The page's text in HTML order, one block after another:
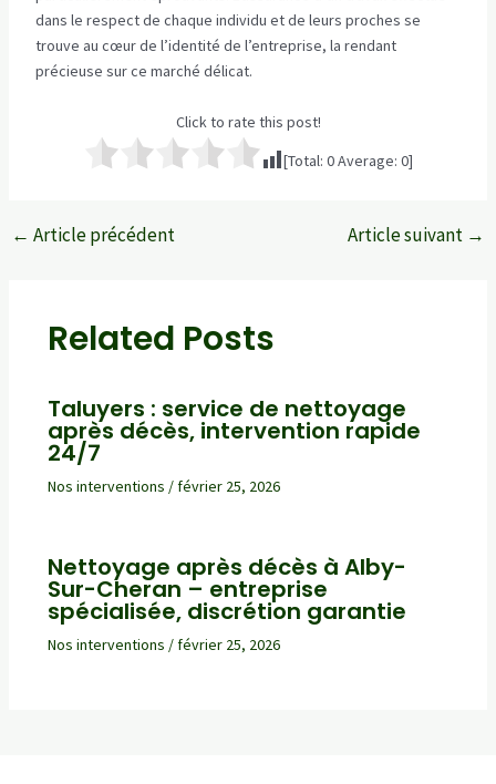
dans le respect de chaque individu et de leurs proches se
trouve au cœur de l’identité de l’entreprise, la rendant
précieuse sur ce marché délicat.
Click to rate this post!
[Total: 0Average: 0]
Navigation
← Article précédent Article suivant →
Related Posts
Taluyers : service de nettoyage
après décès, intervention rapide
24/7
Nos interventions /février 25, 2026
Nettoyage après décès à Alby-
Sur-Cheran – entreprise
spécialisée, discrétion garantie
Nos interventions /février 25, 2026